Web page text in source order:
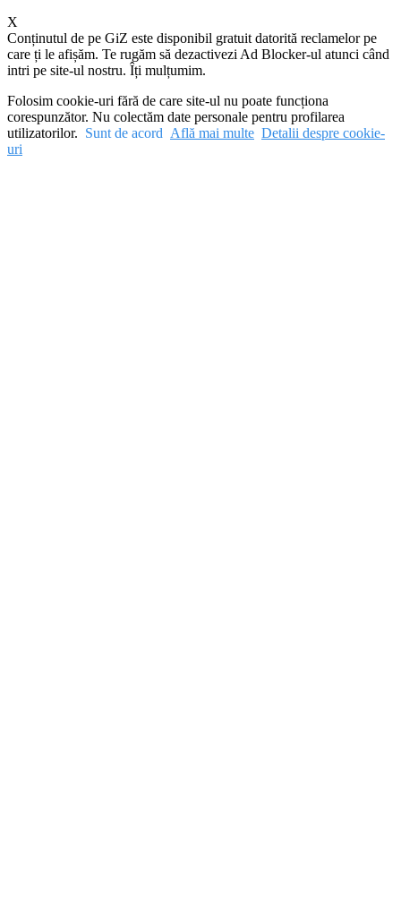
X
Conținutul de pe GiZ este disponibil gratuit datorită reclamelor pe
care ți le afișăm. Te rugăm să dezactivezi Ad Blocker-ul atunci când
intri pe site-ul nostru. Îți mulțumim.
Folosim cookie-uri fără de care site-ul nu poate funcționa
corespunzător. Nu colectăm date personale pentru profilarea
utilizatorilor. Sunt de acord Află mai multe Detalii despre cookie-
uri